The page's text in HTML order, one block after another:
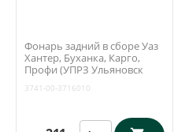
Фонарь задний в сборе Уаз
Хантер, Буханка, Карго,
Профи (УПРЗ Ульяновск
3741-00-3716010